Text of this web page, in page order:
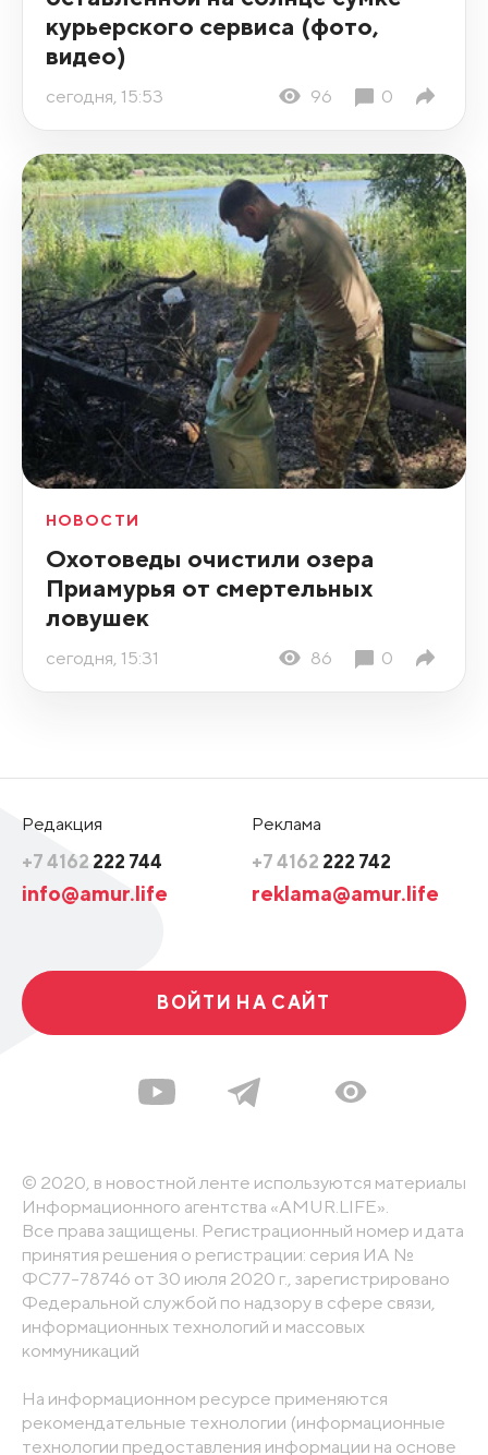
курьерского сервиса (фото,
видео)
сегодня, 15:53 96 0
НОВОСТИ
Охотоведы очистили озера
Приамурья от смертельных
ловушек
сегодня, 15:31 86 0
Редакция
+7 4162 222 744
info@amur.life
Реклама
+7 4162 222 742
reklama@amur.life
ВОЙТИ НА САЙТ
© 2020, в новостной ленте используются материалы
Информационного агентства «AMUR.LIFE».
Все права защищены. Регистрационный номер и дата
принятия решения о регистрации: серия ИА №
ФС77-78746 от 30 июля 2020 г., зарегистрировано
Федеральной службой по надзору в сфере связи,
информационных технологий и массовых
коммуникаций
На информационном ресурсе применяются
рекомендательные технологии (информационные
технологии предоставления информации на основе